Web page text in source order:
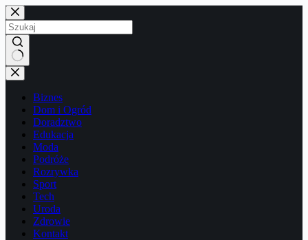
Przejdź
do
treści
Brak
wyników
Biznes
Dom i Ogród
Doradztwo
Edukacja
Moda
Podróże
Rozrywka
Sport
Tech
Uroda
Zdrowie
Kontakt